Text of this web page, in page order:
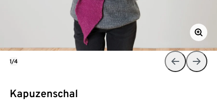
Kapuzenschal
1/4